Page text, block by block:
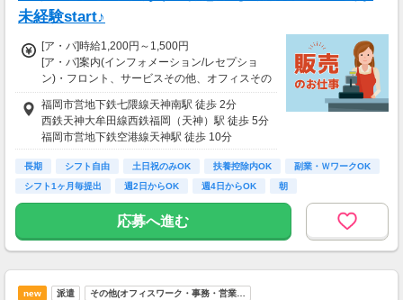
→金曜日締め最短翌週火曜日にお給料GET♪
（稼働開始時は手続き完了次第となります）
交通費：別途全額支給
※車・バイク通勤に関して施設により異なる場
合あり（応相談）
未経験start♪
[ア・パ]時給1,200円～1,500円
[ア・パ]案内(インフォメーション/レセプショ
ン)・フロント、サービスその他、オフィスその
他
※22:00～翌5:00は時給1,500円
＜収入例＞
・時給1200円×11時間+深夜時給1,500円×7時間
日収23,700円×2回×4週
＝月収189,600円
◇昇給あり
◇仮眠休憩中も給与支給あり
福岡市営地下鉄七隈線天神南駅 徒歩 2分
西鉄天神大牟田線西鉄福岡（天神）駅 徒歩 5分
福岡市営地下鉄空港線天神駅 徒歩 10分
長期 シフト自由 土日祝のみOK 扶養控除内OK
副業・ＷワークOK
シフト1ヶ月毎提出
週2日からOK 週4日からOK 朝
応募へ進む
new 派遣 その他(オフィスワーク・事務・営業…